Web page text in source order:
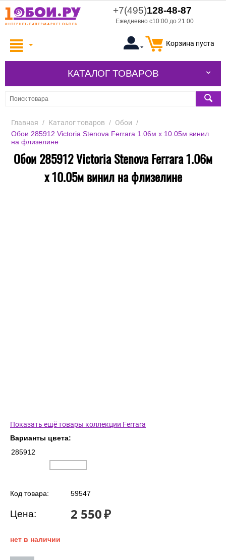
+7(495)128-48-87
Ежедневно с10:00 до 21:00
Корзина пуста
КАТАЛОГ ТОВАРОВ
Главная / Каталог товаров / Обои /
Обои 285912 Victoria Stenova Ferrara 1.06м x 10.05м винил
на флизелине
Обои 285912 Victoria Stenova Ferrara 1.06м
x 10.05м винил на флизелине
Показать ещё товары коллекции Ferrara
Варианты цвета:
285912
Код товара: 59547
Цена: 2 550₽
нет в наличии